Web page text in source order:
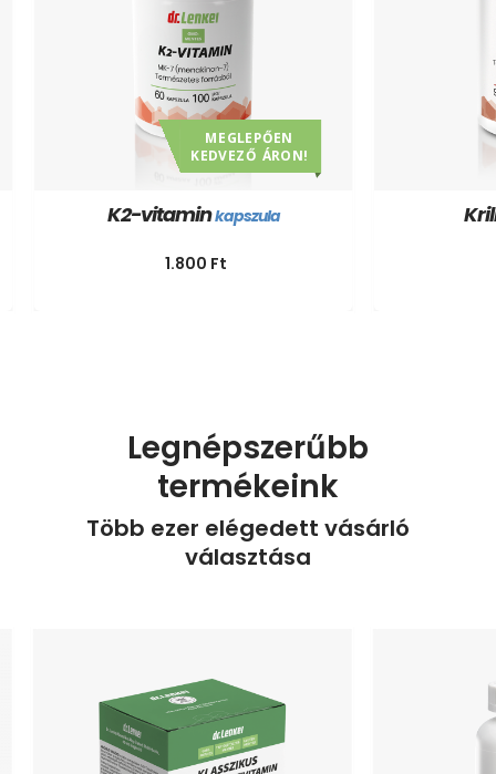
MEGLEPŐEN
KEDVEZŐ ÁRON!
K2-vitaminkapszula
1.800Ft
Legnépszerűbb
termékeink
Több ezer elégedett vásárló
választása